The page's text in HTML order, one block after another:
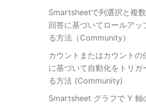
Smartsheetで列選択と複
回答に基づいてロールアッ
る方法（Community）
カウントまたはカウントの
に基づいて自動化をトリガ
る方法 (Community)
Smartsheet グラフで Y 軸